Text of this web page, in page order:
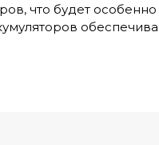
что будет